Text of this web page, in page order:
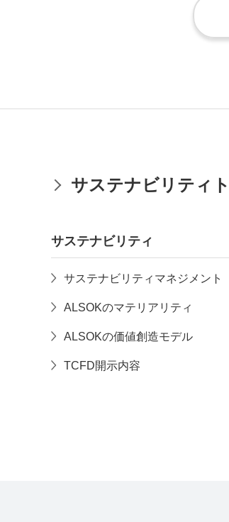
サステナビリティ
サステナビリティ
サステナビリティマネジメント
ALSOKのマテリアリティ
ALSOKの価値創造モデル
TCFD開示内容